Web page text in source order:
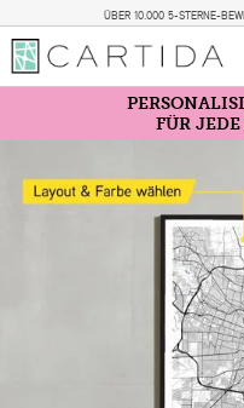
ÜBER 10.000 5-STERNE-
FÜR